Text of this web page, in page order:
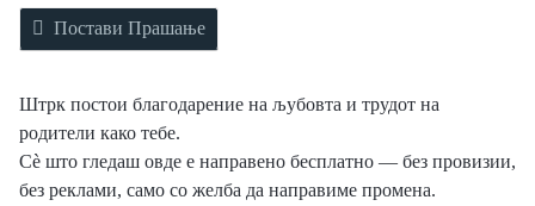
Постави Прашање
Штрк постои благодарение на љубовта и трудот на
родители како тебе.
Сè што гледаш овде е направено бесплатно — без провизии,
без реклами, само со желба да направиме промена.